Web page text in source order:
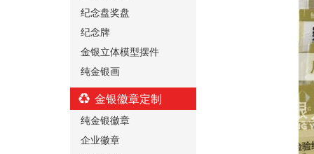
纪念盘奖盘
纪念牌
金银立体模型摆件
纯金银画
金银徽章定制
纯金银徽章
企业徽章